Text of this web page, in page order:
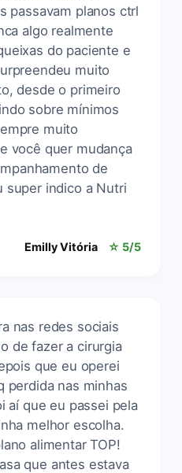
passavam planos ctrl
algo realmente
do paciente e
muito
desde o primeiro
sobre mínimos
muito
você quer mudança
de
super indico a Nutri
Emilly Vitória ☆ 5/5
nas redes sociais
de fazer a cirurgia
que eu operei
perdida nas minhas
aí que eu passei pela
melhor escolha.
alimentar TOP!
que antes estava